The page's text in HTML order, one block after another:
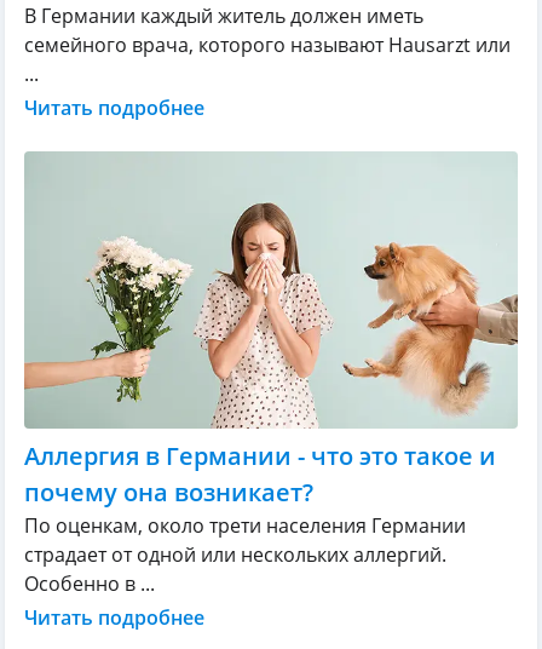
В Германии каждый житель должен иметь
семейного врача, которого называют Hausarzt или
...
Читать подробнее
Аллергия в Германии - что это такое и
почему она возникает?
По оценкам, около трети населения Германии
страдает от одной или нескольких аллергий.
Особенно в ...
Читать подробнее